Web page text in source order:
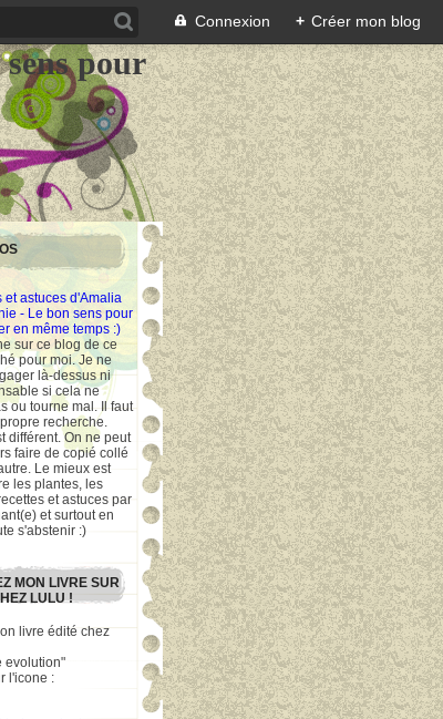
Connexion + Créer mon blog
pour
sur ce blog de ce
pour moi. Je ne
là-dessus ni
si cela ne
ou tourne mal. Il faut
recherche.
différent. On ne peut
faire de copié collé
Le mieux est
les plantes, les
et astuces par
et surtout en
s'abstenir :)
MON LIVRE SUR
LULU !
livre édité chez
evolution"
l'icone :